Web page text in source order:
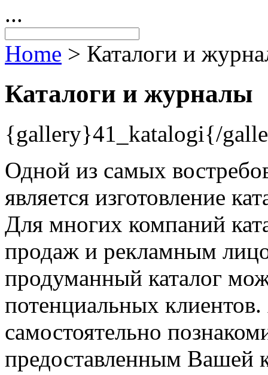
...
Home > Каталоги и
Каталоги и журналы
{gallery}41_katalogi{/
Одной из самых
является изготовление
Для многих компаний
продаж и рекламным
продуманный каталог
потенциальных
самостоятельно
предоставленным Вашей